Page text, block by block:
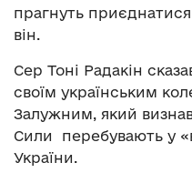
прагнуть
він.
Сер Тоні Радакін
своїм українським
Залужним, який
Сили перебувають у
України.